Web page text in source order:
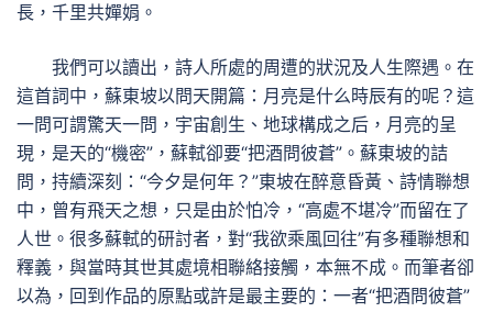
長，千里共嬋娟。
我們可以讀出，詩人所處的周遭的狀況及人生際遇。在
這首詞中，蘇東坡以問天開篇：月亮是什么時辰有的呢？這
一問可謂驚天一問，宇宙創生、地球構成之后，月亮的呈
現，是天的“機密”，蘇軾卻要“把酒問彼蒼”。蘇東坡的詰
問，持續深刻：“今夕是何年？”東坡在醉意昏黃、詩情聯想
中，曾有飛天之想，只是由於怕冷，“高處不堪冷”而留在了
人世。很多蘇軾的研討者，對“我欲乘風回往”有多種聯想和
釋義，與當時其世其處境相聯絡接觸，本無不成。而筆者卻
以為，回到作品的原點或許是最主要的：一者“把酒問彼蒼”